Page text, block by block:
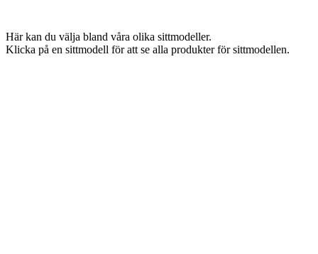
Här kan du välja bland våra olika sittmodeller.
Klicka på en sittmodell för att se alla produkter för sittmodellen.